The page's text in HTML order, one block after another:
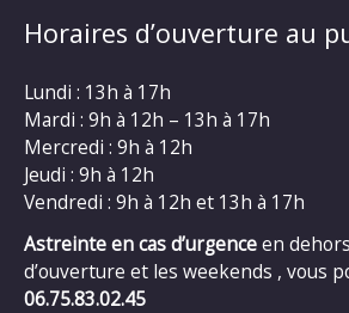
Horaires d’ouverture au
Lundi : 13h à 17h
Mardi : 9h à 12h – 13h à 17h
Mercredi : 9h à 12h
Jeudi : 9h à 12h
Vendredi : 9h à 12h et 13h à 17h
Astreinte en cas d’urgenceen
d’ouverture et les weekends , vous
06.75.83.02.45